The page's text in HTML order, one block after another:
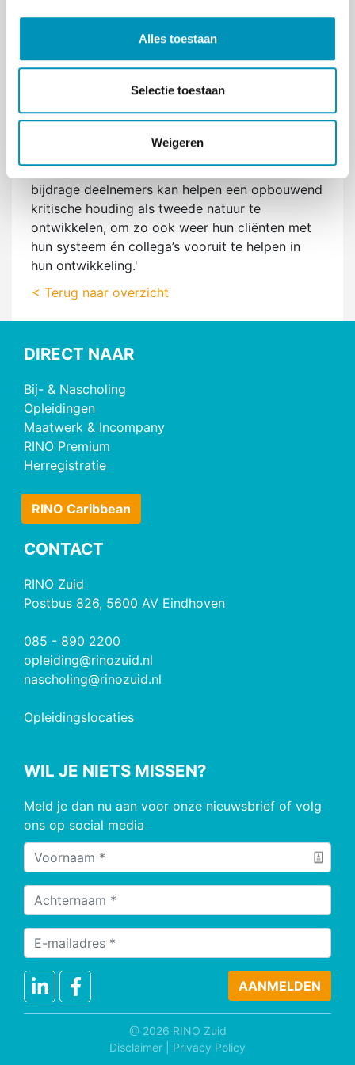
Alles toestaan
Selectie toestaan
Weigeren
'In de functie van hoofdopleider van de OG-
deelnemers meenemen in de meerwaarde van
het generalistisch denken. Ons werkveld is
steeds opnieuw te reflecteren op je
professioneel handelen. Ik hoop dat ik door mijn
bijdrage deelnemers kan helpen een opbouwend
kritische houding als tweede natuur te
ontwikkelen, om zo ook weer hun cliënten met
hun systeem én collega’s vooruit te helpen in
hun ontwikkeling.'
< Terug naar overzicht
DIRECT NAAR
Bij- & Nascholing
Opleidingen
Maatwerk & Incompany
RINO Premium
Herregistratie
RINO Caribbean
CONTACT
RINO Zuid
Postbus 826, 5600 AV Eindhoven
085 - 890 2200
opleiding@rinozuid.nl
nascholing@rinozuid.nl
Opleidingslocaties
WIL JE NIETS MISSEN?
Meld je dan nu aan voor onze nieuwsbrief of volg
ons op social media
@ 2026 RINO Zuid
Disclaimer
Privacy Policy